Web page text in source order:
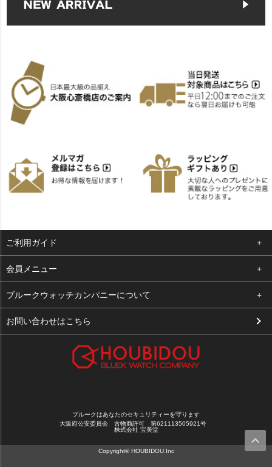
ご利用ガイド
よくある質問
支払い・送料
お客様の声
会員メニュー
ログイン
お気に入り
ブルークウォッチカンパニーについて
会社概要
お問い合わせはこちら
ブルークはあなたのセキュリティーを守ります
大阪府公安委員会 古物商許可 第621113505921号
株式会社 宝美堂
Copyright© HOUBIDOU.Inc